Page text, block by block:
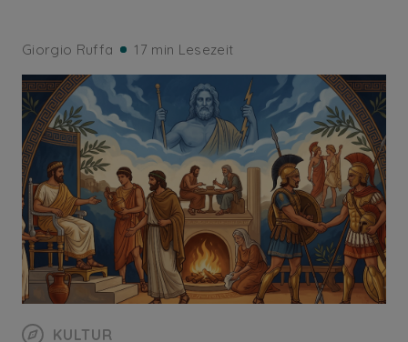
Giorgio Ruffa 17 min Lesezeit
KULTUR